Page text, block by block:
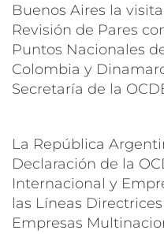
Buenos Aires la
Revisión de Pares
Puntos Nacionales
Colombia y
Secretaría de la
La República
Declaración de la
Internacional y
las Líneas
Empresas